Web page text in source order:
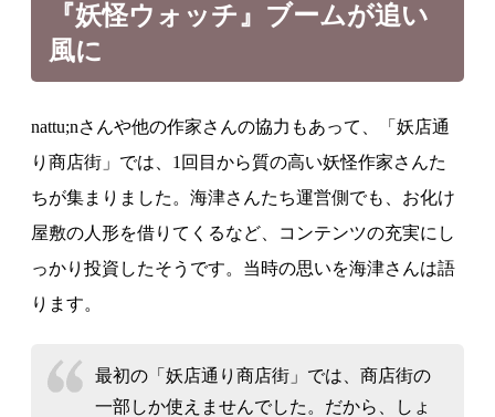
『妖怪ウォッチ』ブームが追い
風に
nattu;nさんや他の作家さんの協力もあって、「妖店通
り商店街」では、1回目から質の高い妖怪作家さんた
ちが集まりました。海津さんたち運営側でも、お化け
屋敷の人形を借りてくるなど、コンテンツの充実にし
っかり投資したそうです。当時の思いを海津さんは語
ります。
最初の「妖店通り商店街」では、商店街の
一部しか使えませんでした。だから、しょ